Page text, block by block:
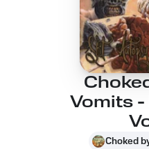
Vomits -
Choked